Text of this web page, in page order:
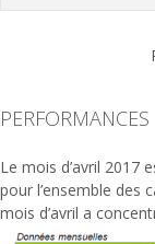
Le mois d’avril 2017
pour l’ensemble des
mois d’avril a